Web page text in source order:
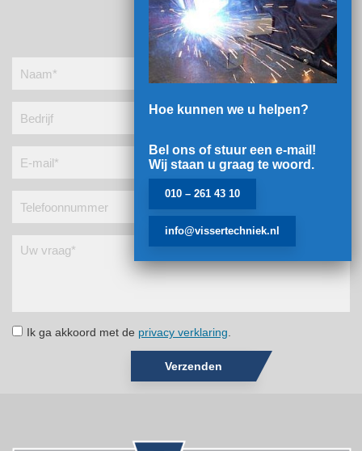
Ik ga akkoord met de privacy verklaring
Verzenden
Hoe kunnen we u helpen?
Bel ons of stuur een e-mail!
Wij staan u graag te woord.
010 – 261 43 10
info@vissertechniek.nl